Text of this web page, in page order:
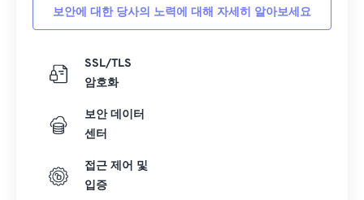
보안에 대한 당사의 노력에 대해 자세히 알아보세요
SSL/TLS
암호화
보안 데이터
센터
접근 제어 및
입증